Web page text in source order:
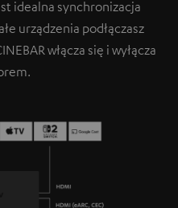
idealna synchronizacja
urządzenia podłączasz
włącza się i wyłącza